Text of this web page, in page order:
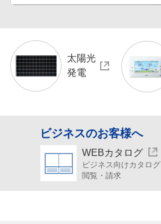
太陽光
発電
ビジネスのお客様へ
WEBカタログ
ビジネス向けカタログ
閲覧・請求